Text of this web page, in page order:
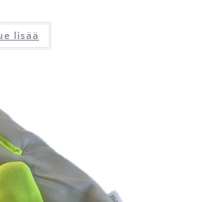
lisää